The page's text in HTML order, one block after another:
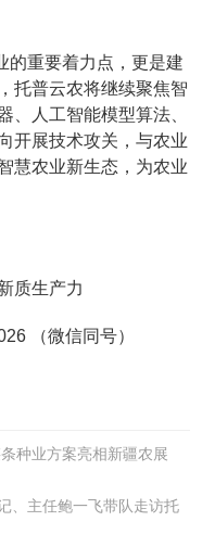
的重要着力点，更是建
托普云农将继续聚焦智
、人工智能模型算法、
开展技术攻关，与农业
慧农业新生态，为农业
质生产力
（微信同号）
种业方案亮相新疆农展
、主任鲍一飞带队走访托